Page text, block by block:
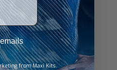
from Maxi Kits.